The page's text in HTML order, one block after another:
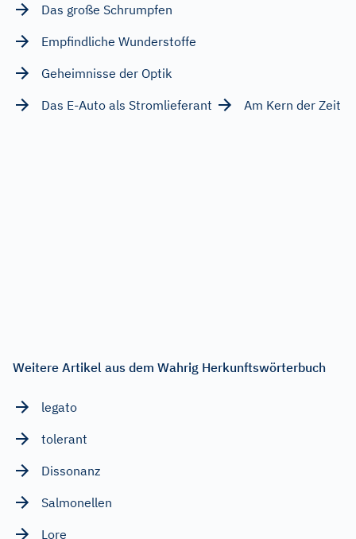
Das große Schrumpfen
Empfindliche Wunderstoffe
Geheimnisse der Optik
Das E-Auto als Stromlieferant
Am Kern der Zeit
Weitere Artikel aus dem Wahrig Herkunftswörterbuch
legato
tolerant
Dissonanz
Salmonellen
Lore